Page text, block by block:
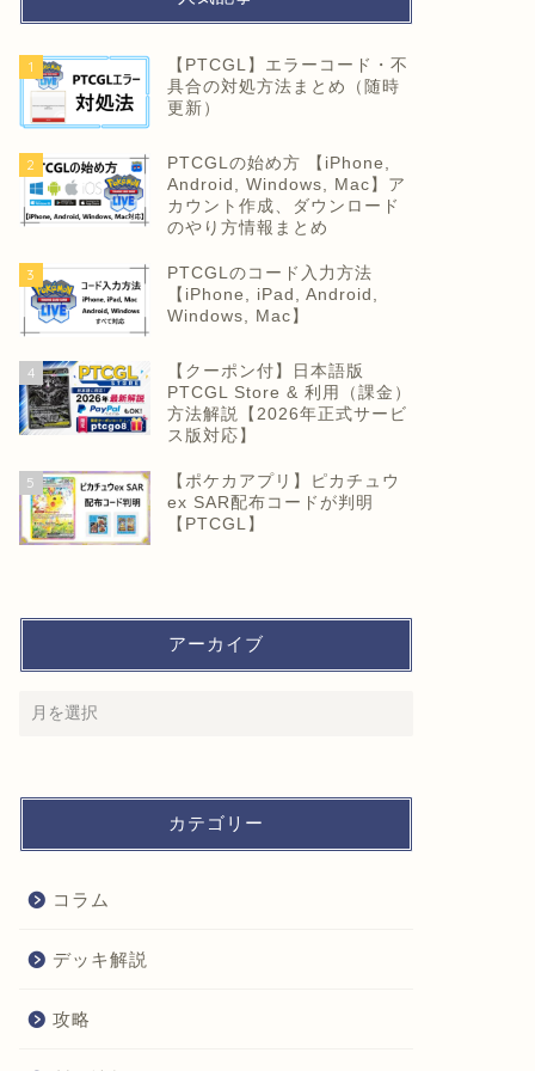
1
【PTCGL】エラーコード・不
具合の対処方法まとめ（随時
更新）
2
PTCGLの始め方 【iPhone,
Android, Windows, Mac】ア
カウント作成、ダウンロード
のやり方情報まとめ
3
PTCGLのコード入力方法
【iPhone, iPad, Android,
Windows, Mac】
4
【クーポン付】日本語版
PTCGL Store & 利用（課金）
方法解説【2026年正式サービ
ス版対応】
5
【ポケカアプリ】ピカチュウ
ex SAR配布コードが判明
【PTCGL】
アーカイブ
カテゴリー
コラム
デッキ解説
攻略